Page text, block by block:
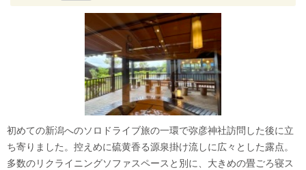
初めての新潟へのソロドライブ旅の一環で弥彦神社訪問した後に立
ち寄りました。控えめに硫黄香る源泉掛け流しに広々とした露点。
多数のリクライニングソファスペースと別に、大きめの畳ごろ寝ス